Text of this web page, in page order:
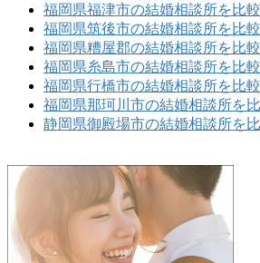
福岡県福津市の結婚相談所を比
福岡県筑後市の結婚相談所を比
福岡県糟屋郡の結婚相談所を比
福岡県糸島市の結婚相談所を比
福岡県行橋市の結婚相談所を比
福岡県那珂川市の結婚相談所を
静岡県御殿場市の結婚相談所を